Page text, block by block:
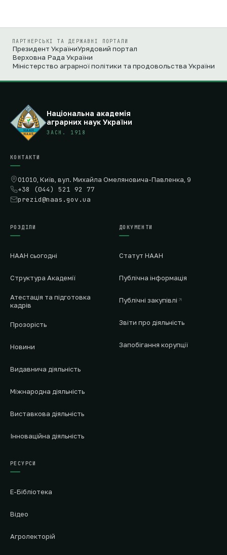
ПАРТНЕРСЬКІ ТА ДЕРЖАВНІ ПОРТАЛИ
Президент УкраїниУрядовий портал
Верховна Рада України
Міністерство аграрної політики та продовольства України
Національна академія
аграрних наук України
ЗАСН. 1918
КОНТАКТИ
01010, Київ, вул. Михайла Омеляновича-Павленка, 9
+38 (044) 521 92 77
prezid@naas.gov.ua
РОЗДІЛИ
НААН сьогодні
Структура Академії
Атестація та підготовка
кадрів
Прозорість
Новини
Видавнича діяльність
Міжнародна діяльність
Виставкова діяльність
Інноваційна діяльність
ДОКУМЕНТИ
Статут НААН
Публічна інформація
Публічні закупівлі
Звіти про діяльність
Запобігання корупції
РЕСУРСИ
Е-Бібліотека
Відео
Агролекторій